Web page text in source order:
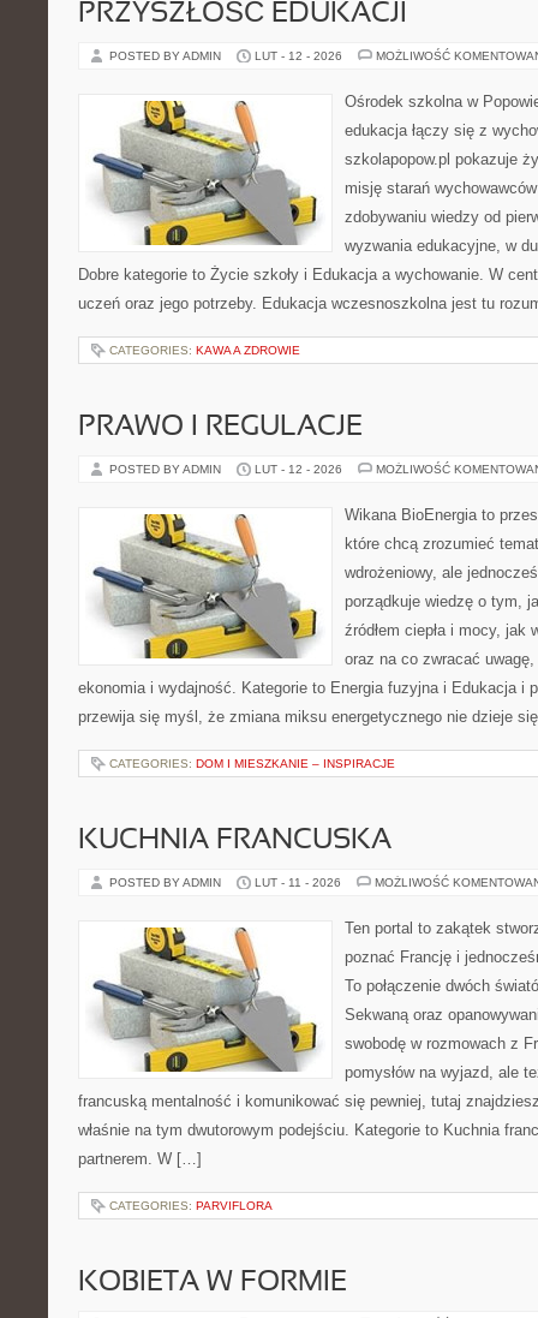
PRZYSZŁOŚĆ EDUKACJI
POSTED BY ADMIN LUT - 12 - 2026 MOŻLIWOŚĆ
Ośrodek szkolna w
edukacja łączy się z
szkolapopow.pl pokazuje
misję starań
zdobywaniu wiedzy od
wyzwania edukacyjne, w
Dobre kategorie to Życie szkoły i Edukacja a wychowanie. W
uczeń oraz jego potrzeby. Edukacja wczesnoszkolna jest tu
CATEGORIES: KAWA A ZDROWIE
PRAWO I REGULACJE
POSTED BY ADMIN LUT - 12 - 2026 MOŻLIWOŚĆ
Wikana BioEnergia to
które chcą zrozumieć
wdrożeniowy, ale
porządkuje wiedzę o tym,
źródłem ciepła i mocy,
oraz na co zwracać
ekonomia i wydajność. Kategorie to Energia fuzyjna i Edukacja i
przewija się myśl, że zmiana miksu energetycznego nie dzieje
CATEGORIES: DOM I MIESZKANIE – INSPIRACJE
KUCHNIA FRANCUSKA
POSTED BY ADMIN LUT - 11 - 2026 MOŻLIWOŚĆ
Ten portal to zakątek
poznać Francję i
To połączenie dwóch
Sekwaną oraz
swobodę w rozmowach z
pomysłów na wyjazd, ale
francuską mentalność i komunikować się pewniej, tutaj
właśnie na tym dwutorowym podejściu. Kategorie to Kuchnia
partnerem. W […]
CATEGORIES: PARVIFLORA
KOBIETA W FORMIE